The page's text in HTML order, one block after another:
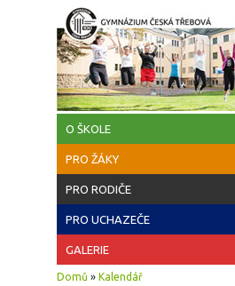
Přejít k hlavnímu obsahu
O ŠKOLE
PRO ŽÁKY
PRO RODIČE
PRO UCHAZEČE
GALERIE
Jste zde
Domů » Kalendář